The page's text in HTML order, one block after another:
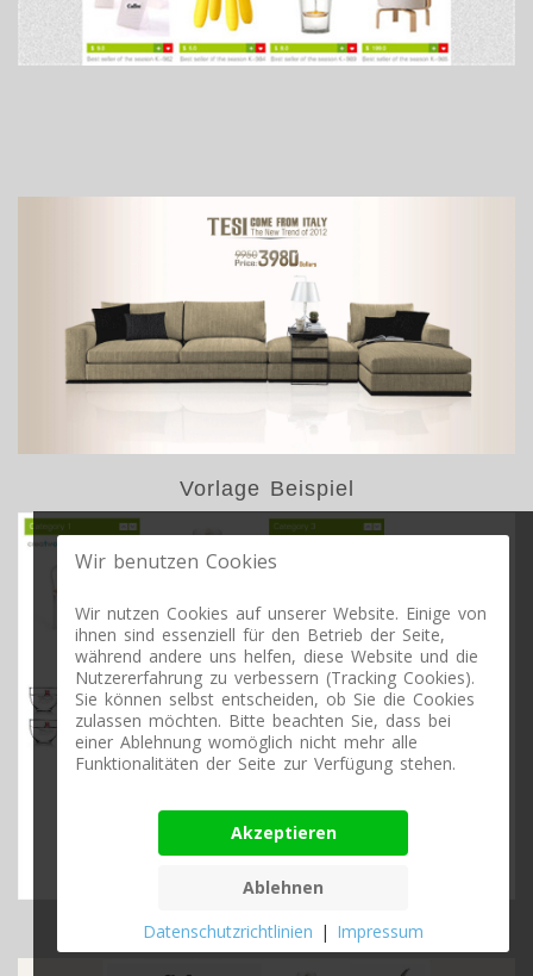
Vorlage Beispiel
Vorlage Beispiel
Wir benutzen Cookies
Wir nutzen Cookies auf unserer Website. Einige von
ihnen sind essenziell für den Betrieb der Seite,
während andere uns helfen, diese Website und die
Nutzererfahrung zu verbessern (Tracking Cookies).
Sie können selbst entscheiden, ob Sie die Cookies
zulassen möchten. Bitte beachten Sie, dass bei
einer Ablehnung womöglich nicht mehr alle
Funktionalitäten der Seite zur Verfügung stehen.
Akzeptieren
Ablehnen
Datenschutzrichtlinien | Impressum